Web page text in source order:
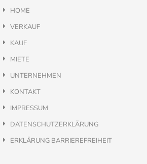
HOME
VERKAUF
KAUF
MIETE
UNTERNEHMEN
KONTAKT
IMPRESSUM
DATENSCHUTZERKLÄRUNG
ERKLÄRUNG BARRIEREFREIHEIT